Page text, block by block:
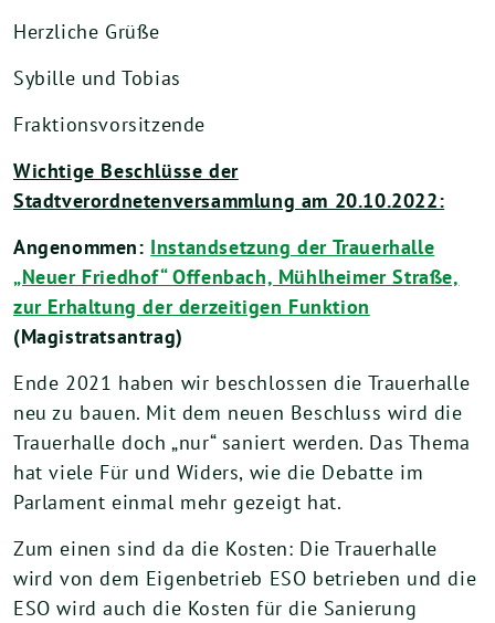
Herzliche Grüße
Sybille und Tobias
Fraktionsvorsitzende
Wichtige Beschlüsse der
Stadtverordnetenversammlung am 20.10.2022:
Angenommen: Instandsetzung der Trauerhalle
„Neuer Friedhof“ Offenbach, Mühlheimer Straße,
zur Erhaltung der derzeitigen Funktion
(Magistratsantrag)
Ende 2021 haben wir beschlossen die Trauerhalle
neu zu bauen. Mit dem neuen Beschluss wird die
Trauerhalle doch „nur“ saniert werden. Das Thema
hat viele Für und Widers, wie die Debatte im
Parlament einmal mehr gezeigt hat.
Zum einen sind da die Kosten: Die Trauerhalle
wird von dem Eigenbetrieb ESO betrieben und die
ESO wird auch die Kosten für die Sanierung